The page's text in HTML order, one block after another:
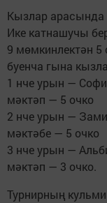
Кызлар арасында
Ике катнашучы
9 мөмкинлектән 5
буенча гына
1 нче урын —
мәктәп — 5 очко
2 нче урын —
мәктәбе — 5 очко
3 нче урын —
мәктәп — 3 очко.
Турнирның